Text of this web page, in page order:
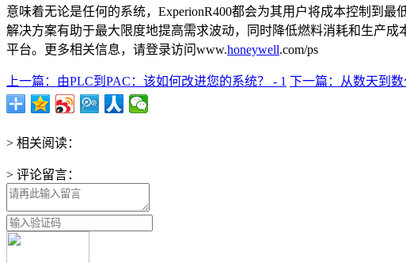
意味着无论是任何的系统，ExperionR400都会为其用户将成本控制到
解决方案有助于最大限度地提高需求波动，同时降低燃料消耗和生产成
平台。更多相关信息，请登录访问www.honeywell.com/ps
上一篇：由PLC到PAC：该如何改进您的系统？ - 1 下一篇：从数天到
> 相关阅读：
> 评论留言：